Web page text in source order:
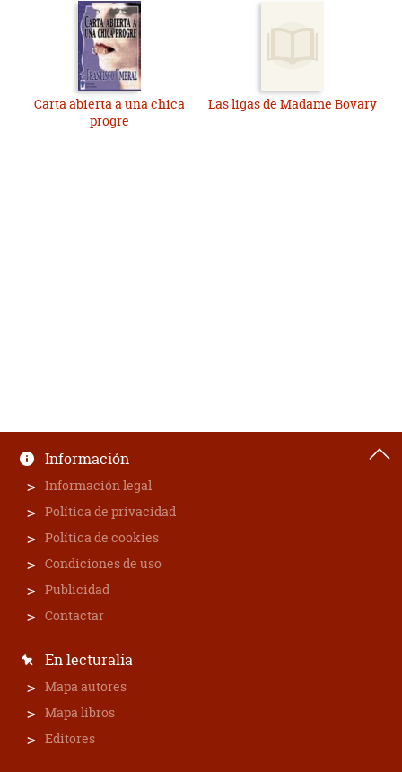
Carta abierta a una chica
progre
Las ligas de Madame Bovary
Información
Información legal
Política de privacidad
Política de cookies
Condiciones de uso
Publicidad
Contactar
En lecturalia
Mapa autores
Mapa libros
Editores